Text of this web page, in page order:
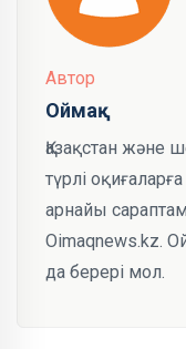
Автор
Оймақ
Қазақстан және
түрлі
арнайы
Oimaqnews.kz.
да берері мол.